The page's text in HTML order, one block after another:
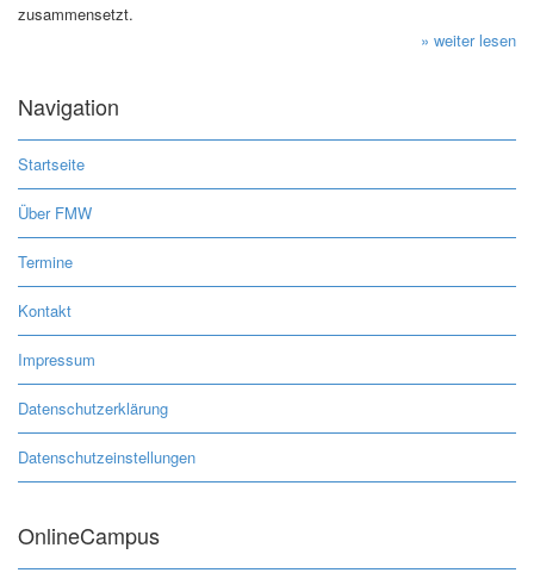
zusammensetzt.
» weiter lesen
Navigation
Startseite
Über FMW
Termine
Kontakt
Impressum
Datenschutzerklärung
Datenschutzeinstellungen
OnlineCampus